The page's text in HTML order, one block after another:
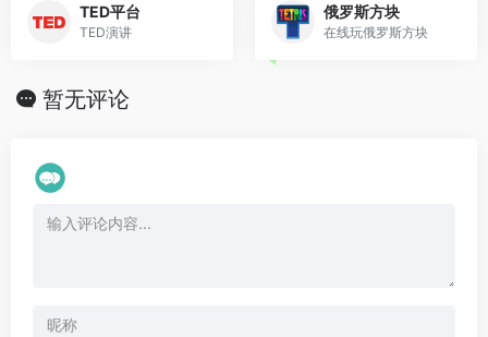
TED平台
TED演讲
俄罗斯方块
在线玩俄罗斯方块
暂无评论